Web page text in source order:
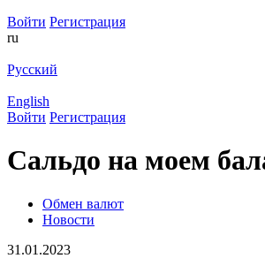
Войти Регистрация
ru
Русский
English
Войти Регистрация
Сальдо на моем
Обмен валют
Новости
31.01.2023